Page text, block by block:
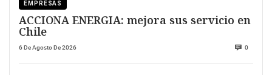
EMPRESAS
ACCIONA ENERGIA: mejora sus servicio en
Chile
6 De Agosto De 2026 0